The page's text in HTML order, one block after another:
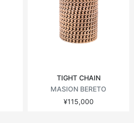
TIGHT CHAIN
MASION BERETO
¥115,000